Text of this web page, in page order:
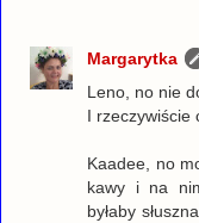
Margarytka
Leno, no nie
I rzeczywiście
Kaadee, no
kawy i na
byłaby